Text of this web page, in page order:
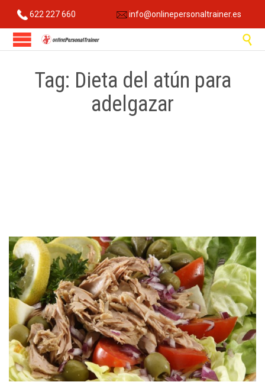
622 227 660 info@onlinepersonaltrainer.es

Tag: Dieta del atún para
adelgazar